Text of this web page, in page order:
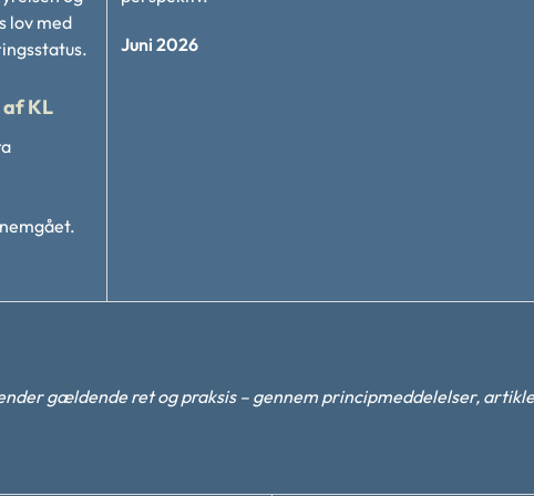
lov med
KL
Juni 2026
gældende ret og praksis – gennem principmeddelelser,